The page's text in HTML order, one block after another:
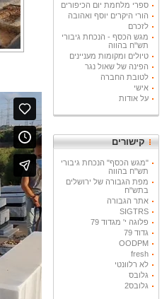
ספרי מלחמת יום הכיפורים
הורי היקרים יוסף ואהובה
לזכרם
מגש הכסף - הנכחת גיבורי
תש"ח בהווה
טיולים ומקומות מעניינים
הפינה של שאול נגר
לטובת החברה
אישי
על אודות
קישורים
"מגש הכסף" הנכחת גיבורי
תש"ח בהווה
מפת הגבורה של ירושלים
בתש"ח
אתר הגבורה
SIGTRS
פלוגה י' מגדוד 79
גדוד 79
OODPM
fresh
לא רלוונטי
גלובס
גלובס2